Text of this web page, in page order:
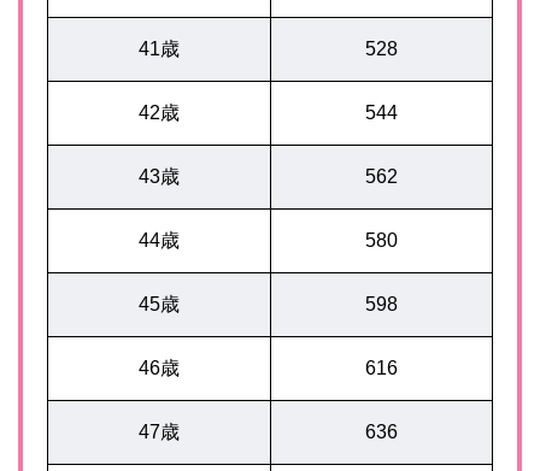
41歳 528
42歳 544
43歳 562
44歳 580
45歳 598
46歳 616
47歳 636